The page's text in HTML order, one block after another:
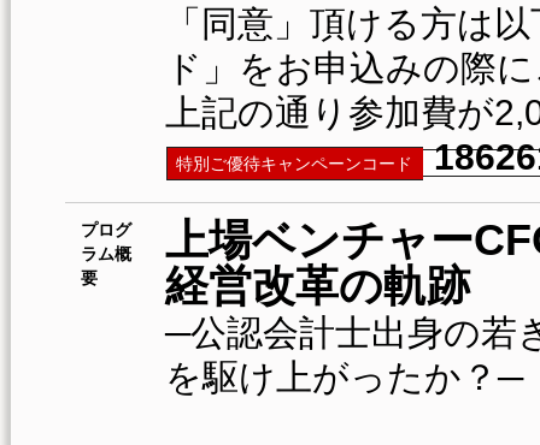
「同意」頂ける方は
ド」をお申込みの際
上記の通り参加費が
特別ご優待キャンペーンコード
プログ
ラム概
要
上場ベンチャー
経営改革の軌跡
─公認会計士出身の若
を駆け上がったか？─